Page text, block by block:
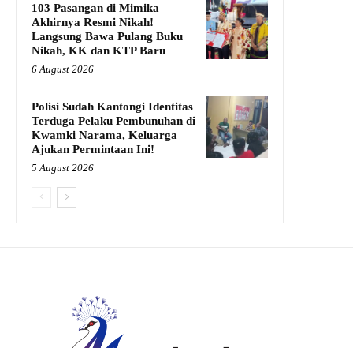
103 Pasangan di Mimika
Akhirnya Resmi Nikah!
Langsung Bawa Pulang Buku
Nikah, KK dan KTP Baru
6 August 2026
Polisi Sudah Kantongi Identitas
Terduga Pelaku Pembunuhan di
Kwamki Narama, Keluarga
Ajukan Permintaan Ini!
5 August 2026